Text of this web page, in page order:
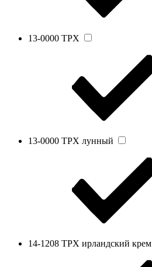
13-0000 TPX
13-0000 TPX лунный
14-1208 TPX ирландский крем